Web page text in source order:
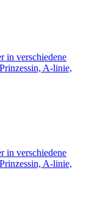
in verschiedene
A-linie,
in verschiedene
A-linie,